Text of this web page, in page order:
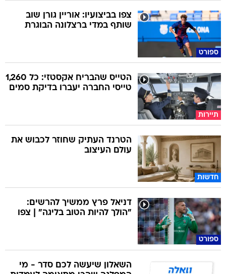
ספורט
צפו בביצועיו: אוריין גורן שוב
שותף במדי ברצלונה הבוגרת
תיירות
הטייס שהבריח אקסטזי: כל 1,260
טייסי החברה יעברו בדיקת סמים
חדשות
הטרנד העתיק שחוזר לכבוש את
עולם העיצוב
ספורט
דניאל פרץ ממשיך להרשים:
"הולך להיות הטוב בליגה" | צפו
השאלון שיעשה לכם סדר - מי